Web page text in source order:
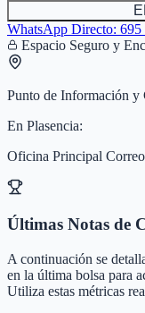
WhatsApp Directo: 695
Espacio Seguro y
Punto de Información
En Plasencia:
Oficina Principal
Últimas Notas de
A continuación se
en la última bolsa para
Utiliza estas métricas